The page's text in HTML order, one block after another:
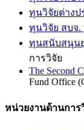
ทุนวิจัยต่างป
ทุนวิจัย สบจ.
ทุนสนับสนุน
การวิจัย
The Second
Fund Office
หน่วยงานด้านการ